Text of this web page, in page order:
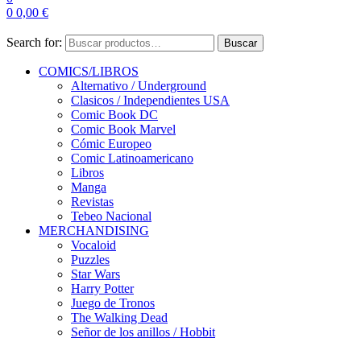
0 0,00 €
Search for: Buscar
COMICS/LIBROS
Alternativo / Underground
Clasicos / Independientes USA
Comic Book DC
Comic Book Marvel
Cómic Europeo
Comic Latinoamericano
Libros
Manga
Revistas
Tebeo Nacional
MERCHANDISING
Vocaloid
Puzzles
Star Wars
Harry Potter
Juego de Tronos
The Walking Dead
Señor de los anillos / Hobbit